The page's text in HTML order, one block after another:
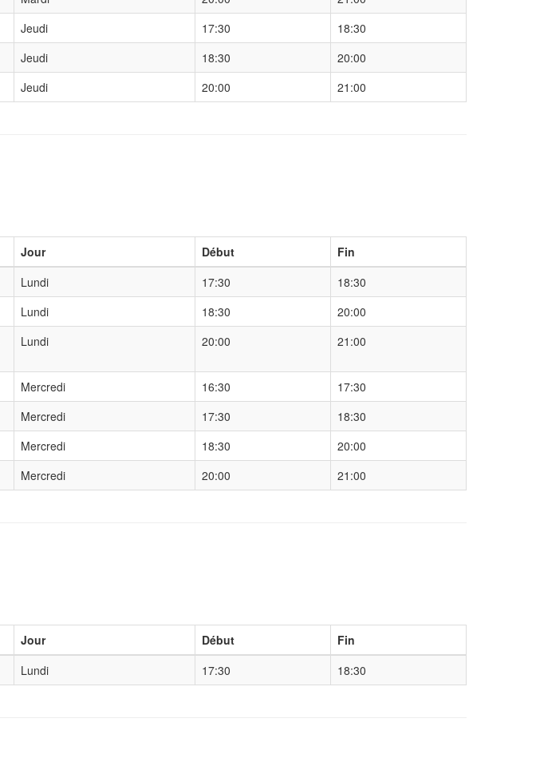
Jeudi 17:30
18:30
Jeudi 18:30
20:00
Jeudi 20:00 21:00
Jour Début
Fin
Lundi 17:30
18:30
Lundi 18:30
20:00
Lundi 20:00 21:00
Mercredi 16:30
17:30
Mercredi 17:30
18:30
Mercredi 18:30
20:00
Mercredi 20:00 21:00
Jour Début
Fin
Lundi 17:30 18:30